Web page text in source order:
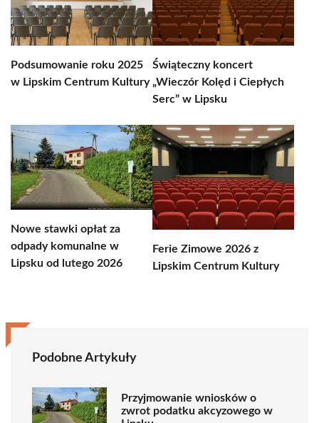
Podsumowanie roku 2025
w Lipskim Centrum Kultury
Świąteczny koncert
„Wieczór Kolęd i Ciepłych
Serc” w Lipsku
Nowe stawki opłat za
odpady komunalne w
Lipsku od lutego 2026
Ferie Zimowe 2026 z
Lipskim Centrum Kultury
Podobne Artykuły
Przyjmowanie wniosków o
zwrot podatku akcyzowego w